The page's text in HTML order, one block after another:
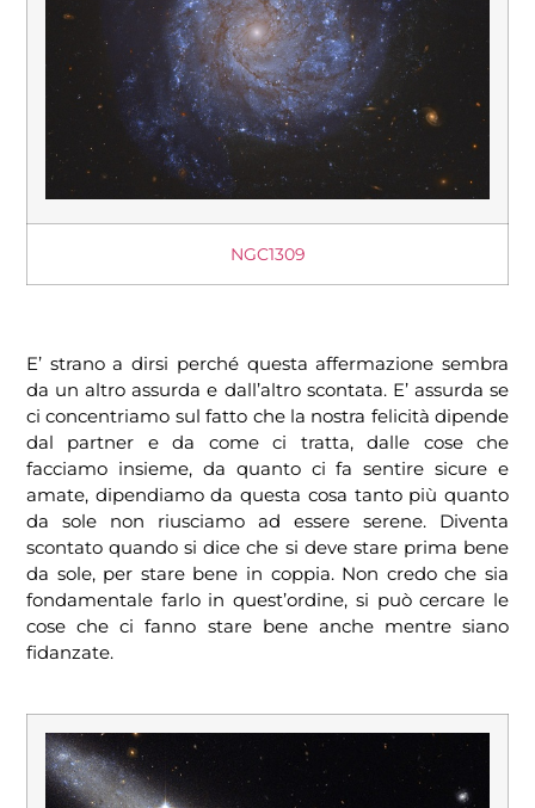
NGC1309
E’ strano a dirsi perché questa affermazione sembra
da un altro assurda e dall’altro scontata. E’ assurda se
ci concentriamo sul fatto che la nostra felicità dipende
dal partner e da come ci tratta, dalle cose che
facciamo insieme, da quanto ci fa sentire sicure e
amate, dipendiamo da questa cosa tanto più quanto
da sole non riusciamo ad essere serene. Diventa
scontato quando si dice che si deve stare prima bene
da sole, per stare bene in coppia. Non credo che sia
fondamentale farlo in quest’ordine, si può cercare le
cose che ci fanno stare bene anche mentre siano
fidanzate.